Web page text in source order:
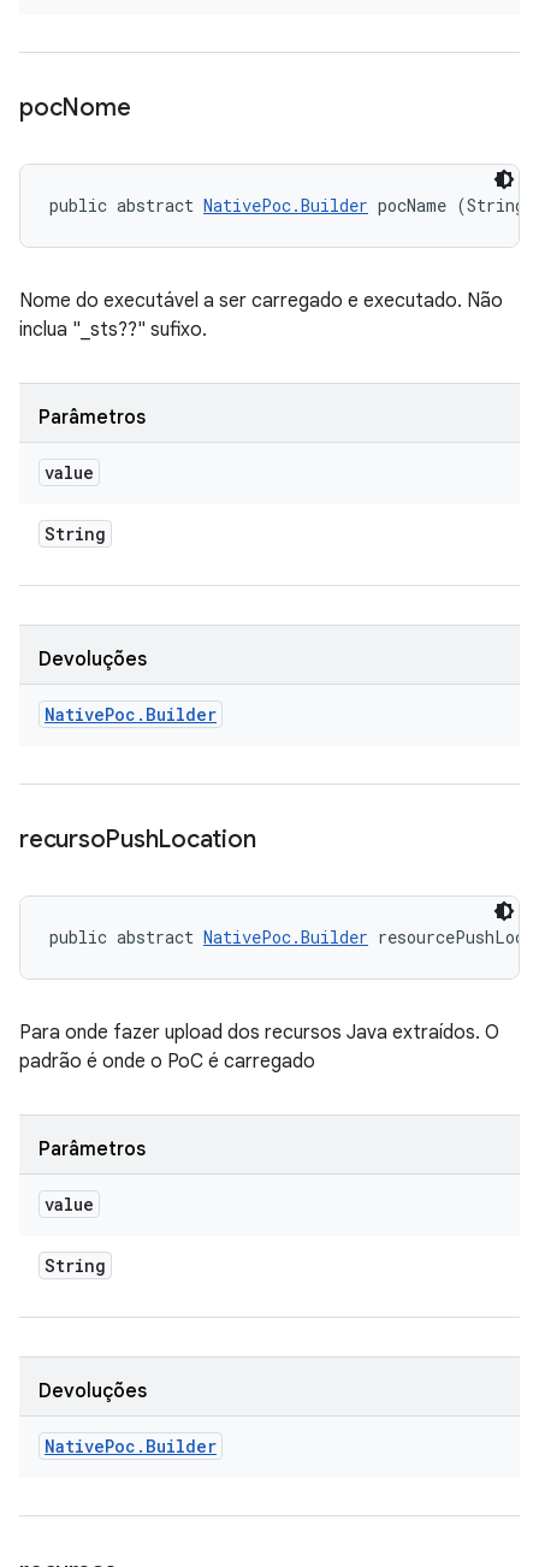
pocNome
public abstract NativePoc.Builder pocName (String
Nome do executável a ser carregado e executado. Não
inclua "_sts??" sufixo.
Parâmetros
value
String
Devoluções
NativePoc . Builder
recursoPushLocation
public abstract NativePoc.Builder
Para onde fazer upload dos recursos Java extraídos. O
padrão é onde o PoC é carregado
Parâmetros
value
String
Devoluções
NativePoc . Builder